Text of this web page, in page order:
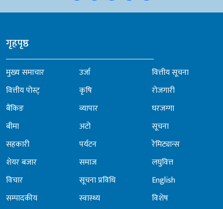
गृहपृष्ठ
मुख्य समाचार
वित्तीय पोस्ट्
बैंकिङ
बीमा
सहकारी
शेयर बजार
विचार
सम्पादकीय
उर्जा
कृषि
व्यापार
अटो
पर्यटन
समाज
सूचना प्रविधि
स्वास्थ्य
वित्तीय सूचना
रोजगारी
घरजग्गा
सूचना
रेमिट्यान्स
लघुवित्त
English
विशेष